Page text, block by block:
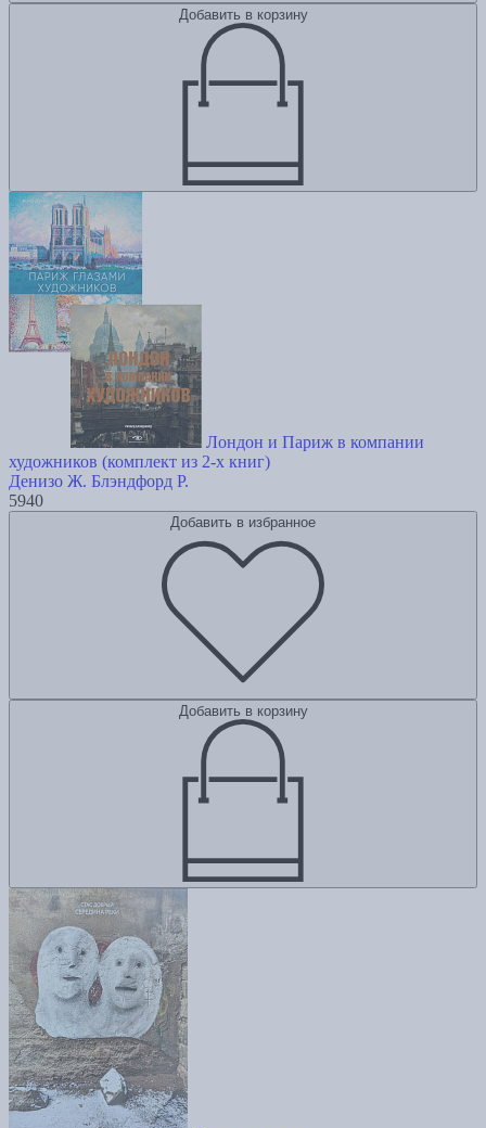
Добавить в корзину
Лондон и Париж в компании
художников (комплект из 2-х книг)
Денизо Ж. Блэндфорд Р.
5940
Добавить в избранное
Добавить в корзину